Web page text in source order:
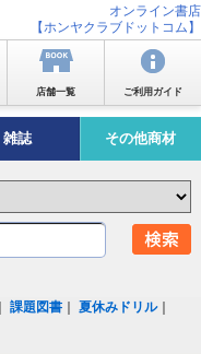
オンライン書店
【ホンヤクラブドットコム】
店舗一覧 ご利用ガイド
雑誌 その他商材
｜課題図書 ｜夏休みドリル｜